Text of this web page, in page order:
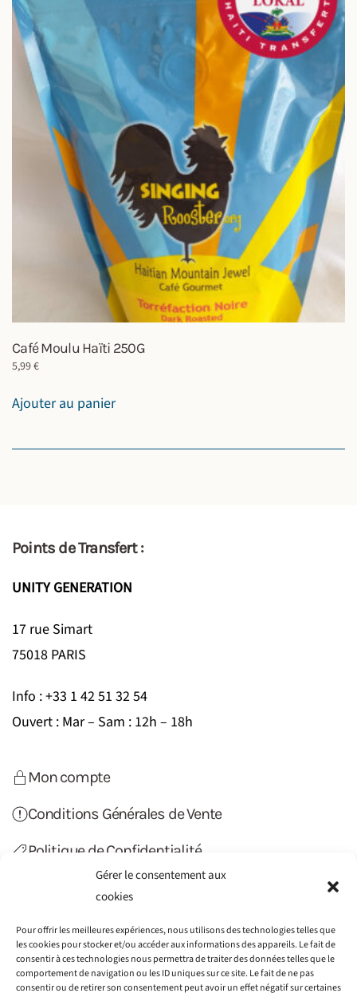
Gérer le consentement aux
cookies
Pour offrir les meilleures expériences, nous utilisons des technologies telles que
les cookies pour stocker et/ou accéder aux informations des appareils. Le fait de
consentir à ces technologies nous permettra de traiter des données telles que le
comportement de navigation ou les ID uniques sur ce site. Le fait de ne pas
consentir ou de retirer son consentement peut avoir un effet négatif sur certaines
Café Moulu Haïti 250G
5,99€
Ajouter au panier
Points de Transfert :
UNITY GENERATION
17 rue Simart
75018 PARIS
Info : +33 1 42 51 32 54
Ouvert : Mar – Sam : 12h – 18h
Mon compte
Conditions Générales de Vente
Politique de Confidentialité
Politique de Cookies (UE)
Contact